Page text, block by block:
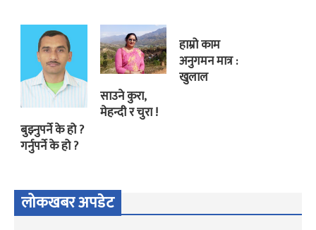
बुझ्नुपर्ने के हो ?
गर्नुपर्ने के हो ?
साउने कुरा,
मेहन्दी र चुरा !
हाम्रो काम
अनुगमन मात्र :
खुलाल
लोकखबर अपडेट